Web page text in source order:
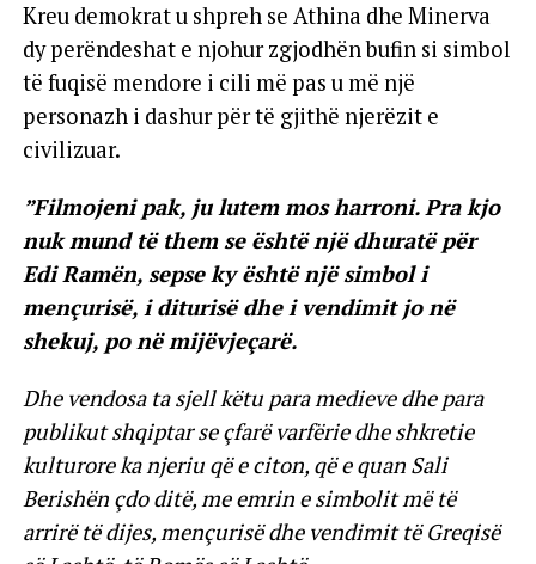
Kreu demokrat u shpreh se Athina dhe Minerva
dy perëndeshat e njohur zgjodhën bufin si simbol
të fuqisë mendore i cili më pas u më një
personazh i dashur për të gjithë njerëzit e
civilizuar.
”Filmojeni pak, ju lutem mos harroni. Pra kjo
nuk mund të them se është një dhuratë për
Edi Ramën, sepse ky është një simbol i
mençurisë, i diturisë dhe i vendimit jo në
shekuj, po në mijëvjeçarë.
Dhe vendosa ta sjell këtu para medieve dhe para
publikut shqiptar se çfarë varfërie dhe shkretie
kulturore ka njeriu që e citon, që e quan Sali
Berishën çdo ditë, me emrin e simbolit më të
arrirë të dijes, mençurisë dhe vendimit të Greqisë